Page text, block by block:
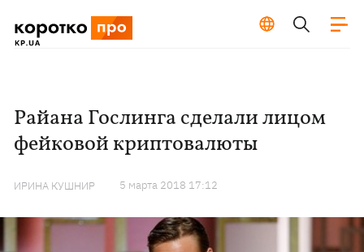
Райана Гослинга сделали лицом
фейковой криптовалюты
ИРИНА КУШНИР 5 марта 2018 17:12